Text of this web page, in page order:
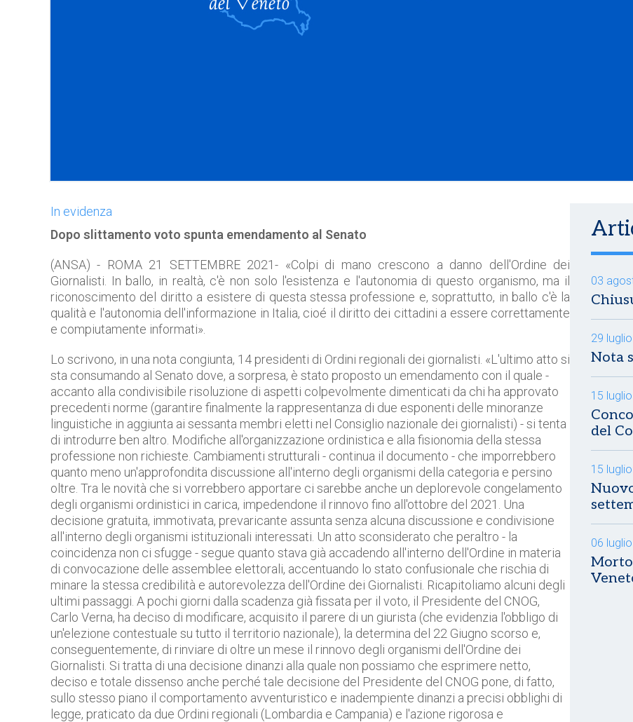
In evidenza
Dopo slittamento voto spunta emendamento al Senato
(ANSA) - ROMA 21 SETTEMBRE 2021- «Colpi di mano crescono a danno dell'Ordine dei
Giornalisti. In ballo, in realtà, c'è non solo l'esistenza e l'autonomia di questo organismo, ma il
riconoscimento del diritto a esistere di questa stessa professione e, soprattutto, in ballo c'è la
qualità e l'autonomia dell'informazione in Italia, cioé il diritto dei cittadini a essere correttamente
e compiutamente informati».
Lo scrivono, in una nota congiunta, 14 presidenti di Ordini regionali dei giornalisti. «L'ultimo atto si
sta consumando al Senato dove, a sorpresa, è stato proposto un emendamento con il quale -
accanto alla condivisibile risoluzione di aspetti colpevolmente dimenticati da chi ha approvato
precedenti norme (garantire finalmente la rappresentanza di due esponenti delle minoranze
linguistiche in aggiunta ai sessanta membri eletti nel Consiglio nazionale dei giornalisti) - si tenta
di introdurre ben altro. Modifiche all'organizzazione ordinistica e alla fisionomia della stessa
professione non richieste. Cambiamenti strutturali - continua il documento - che imporrebbero
quanto meno un'approfondita discussione all'interno degli organismi della categoria e persino
oltre. Tra le novità che si vorrebbero apportare ci sarebbe anche un deplorevole congelamento
degli organismi ordinistici in carica, impedendone il rinnovo fino all'ottobre del 2021. Una
decisione gratuita, immotivata, prevaricante assunta senza alcuna discussione e condivisione
all'interno degli organismi istituzionali interessati. Un atto sconsiderato che peraltro - la
coincidenza non ci sfugge - segue quanto stava già accadendo all'interno dell'Ordine in materia
di convocazione delle assemblee elettorali, accentuando lo stato confusionale che rischia di
minare la stessa credibilità e autorevolezza dell'Ordine dei Giornalisti. Ricapitoliamo alcuni degli
ultimi passaggi. A pochi giorni dalla scadenza già fissata per il voto, il Presidente del CNOG,
Carlo Verna, ha deciso di modificare, acquisito il parere di un giurista (che evidenzia l'obbligo di
un'elezione contestuale su tutto il territorio nazionale), la determina del 22 Giugno scorso e,
conseguentemente, di rinviare di oltre un mese il rinnovo degli organismi dell'Ordine dei
Giornalisti. Si tratta di una decisione dinanzi alla quale non possiamo che esprimere netto,
deciso e totale dissenso anche perché tale decisione del Presidente del CNOG pone, di fatto,
sullo stesso piano il comportamento avventuristico e inadempiente dinanzi a precisi obblighi di
legge, praticato da due Ordini regionali (Lombardia e Campania) e l'azione rigorosa e
03
29
Nota
15
del
15
06